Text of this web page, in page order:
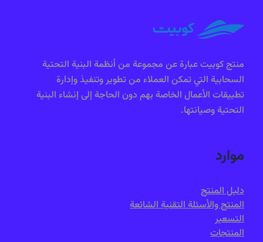
منتج كوبيت عبارة عن مجموعة من أنظمة البنية التحتية
السحابية التي تمكن العملاء من تطوير وتنفيذ وإدارة
تطبيقات الأعمال الخاصة بهم دون الحاجة إلى إنشاء البنية
التحتية وصيانتها.
موارد
دليل المنتج
المنتج والأسئلة التقنية الشائعة
التسعير
المنتجات